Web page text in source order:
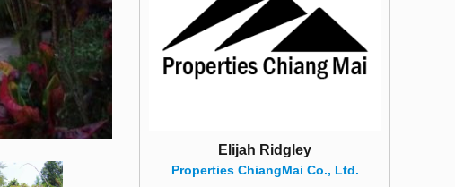
Elijah Ridgley
Properties ChiangMai Co., Ltd.